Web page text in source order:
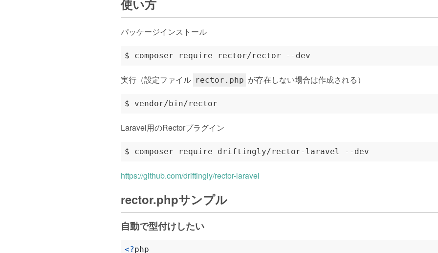
使い方
パッケージインストール
実行（設定ファイル rector.php が存在しない場合は作成される）
Laravel用のRectorプラグイン
https://github.com/driftingly/rector-laravel
rector.phpサンプル
自動で型付けしたい
<?php